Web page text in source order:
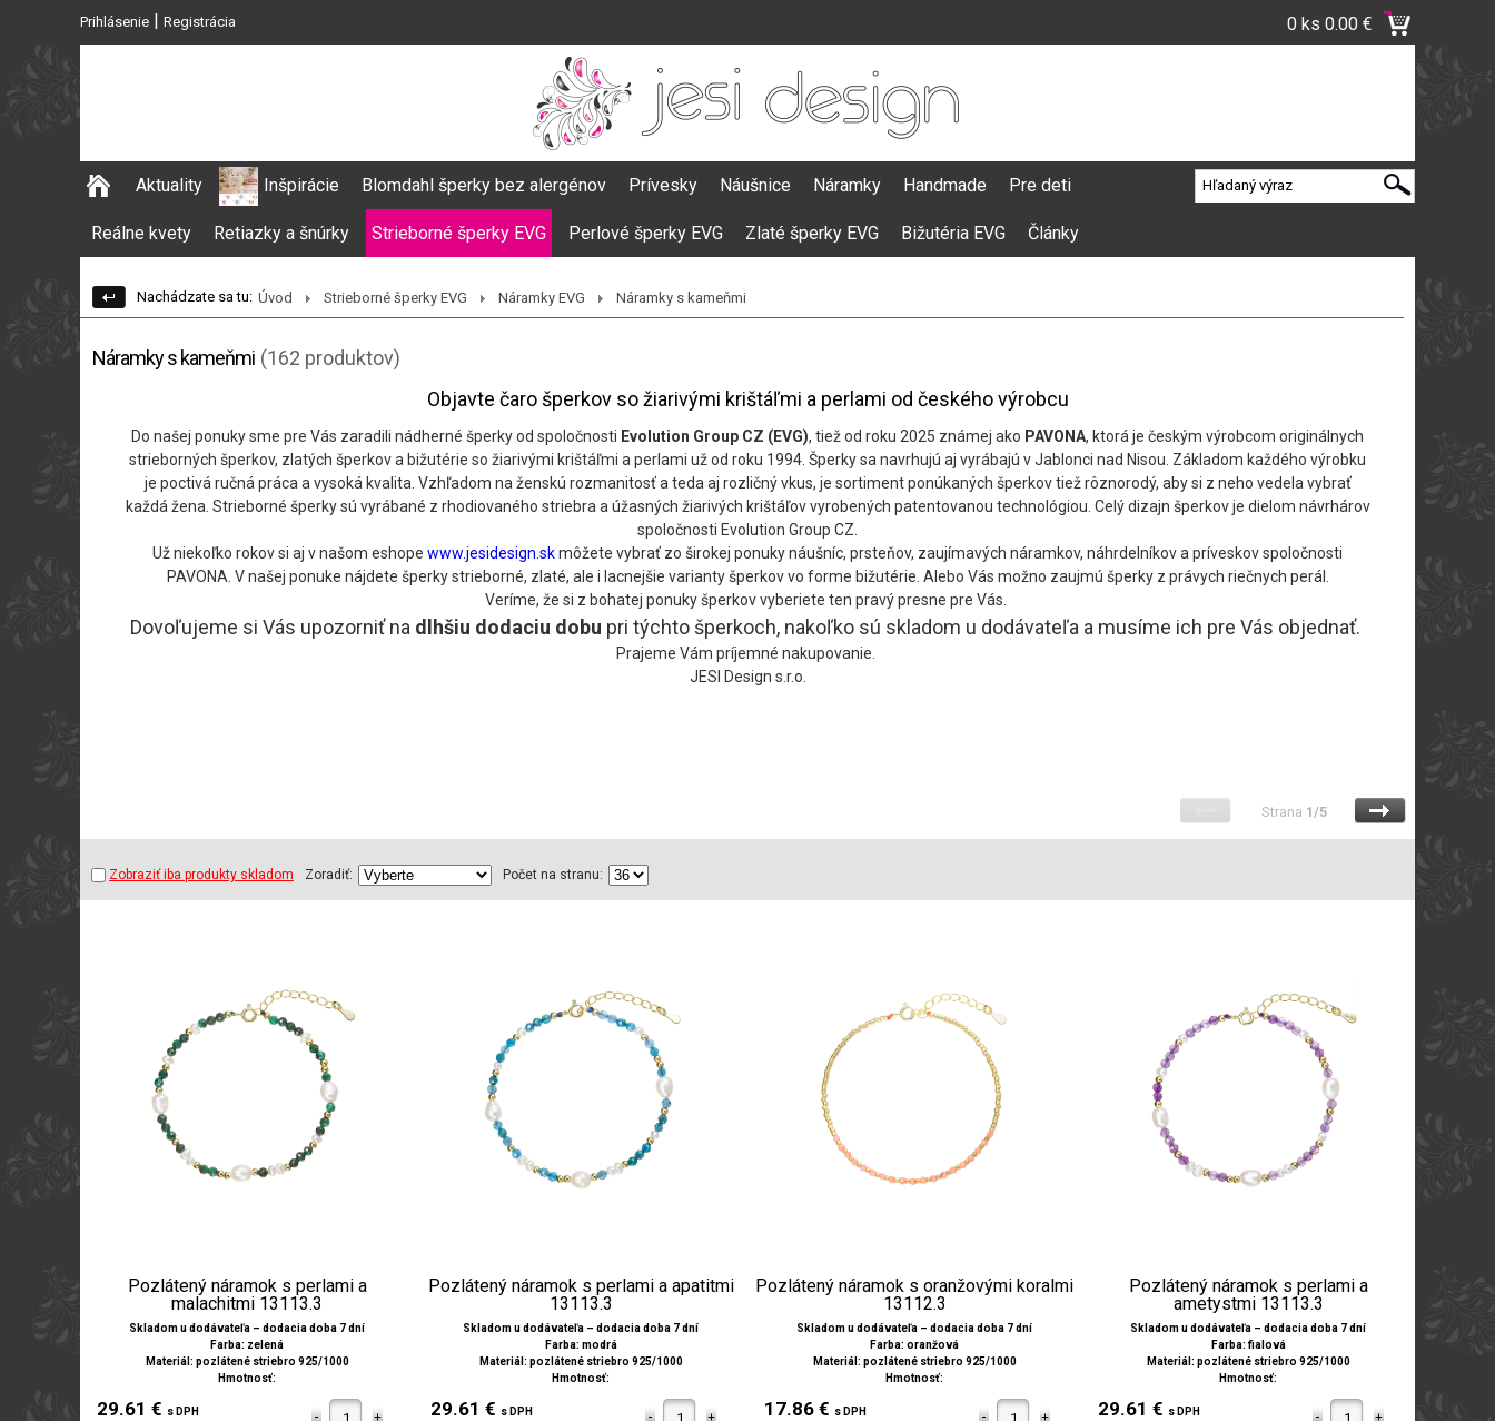
Prihlásenie | Registrácia 0 ks 0.00 €
Aktuality Inšpirácie Blomdahl šperky bez alergénov Prívesky Náušnice Náramky Handmade Pre deti
Reálne kvety Retiazky a šnúrky Strieborné šperky EVG Perlové šperky EVG Zlaté šperky EVG Bižutéria EVG Články
Nachádzate sa tu: Úvod Strieborné šperky EVG Náramky EVG Náramky s kameňmi
Náramky s kameňmi (162 produktov)
Objavte čaro šperkov so žiarivými krištáľmi a perlami od českého výrobcu
Do našej ponuky sme pre Vás zaradili nádherné šperky od spoločnosti Evolution Group CZ (EVG), tiež od roku 2025 známej ako PAVONA, ktorá je českým výrobcom originálnych
strieborných šperkov, zlatých šperkov a bižutérie so žiarivými krištáľmi a perlami už od roku 1994. Šperky sa navrhujú aj vyrábajú v Jablonci nad Nisou. Základom každého výrobku
je poctivá ručná práca a vysoká kvalita. Vzhľadom na ženskú rozmanitosť a teda aj rozličný vkus, je sortiment ponúkaných šperkov tiež rôznorodý, aby si z neho vedela vybrať
každá žena. Strieborné šperky sú vyrábané z rhodiovaného striebra a úžasných žiarivých krištáľov vyrobených patentovanou technológiou. Celý dizajn šperkov je dielom návrhárov
spoločnosti Evolution Group CZ.
Už niekoľko rokov si aj v našom eshope www.jesidesign.skmôžete vybrať zo širokej ponuky náušníc, prsteňov, zaujímavých náramkov, náhrdelníkov a príveskov spoločnosti
PAVONA. V našej ponuke nájdete šperky strieborné, zlaté, ale i lacnejšie varianty šperkov vo forme bižutérie. Alebo Vás možno zaujmú šperky z právych riečnych perál.
Veríme, že si z bohatej ponuky šperkov vyberiete ten pravý presne pre Vás.
Dovoľujeme si Vás upozorniť na dlhšiu dodaciu dobu pri týchto šperkoch, nakoľko sú skladom u dodávateľa a musíme ich pre Vás objednať.
Prajeme Vám príjemné nakupovanie.
JESI Design s.r.o.
Strana 1/5
Zobraziť iba produkty skladom Zoradiť: Počet na stranu:
Pozlátený náramok s perlami a
malachitmi 13113.3
Skladom u dodávateľa – dodacia doba 7 dní
Farba: zelená
Materiál: pozlátené striebro 925/1000
Hmotnosť:
29.61 € s DPH
Pozlátený náramok s perlami a apatitmi
13113.3
Skladom u dodávateľa – dodacia doba 7 dní
Farba: modrá
Materiál: pozlátené striebro 925/1000
Hmotnosť:
29.61 € s DPH
Pozlátený náramok s oranžovými koralmi
13112.3
Skladom u dodávateľa – dodacia doba 7 dní
Farba: oranžová
Materiál: pozlátené striebro 925/1000
Hmotnosť:
17.86 € s DPH
Pozlátený náramok s perlami a
ametystmi 13113.3
Skladom u dodávateľa – dodacia doba 7 dní
Farba: fialová
Materiál: pozlátené striebro 925/1000
Hmotnosť:
29.61 € s DPH